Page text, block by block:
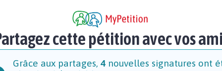
cette pétition avec vos
Grâce aux partages, 4nouvelles signatures ont